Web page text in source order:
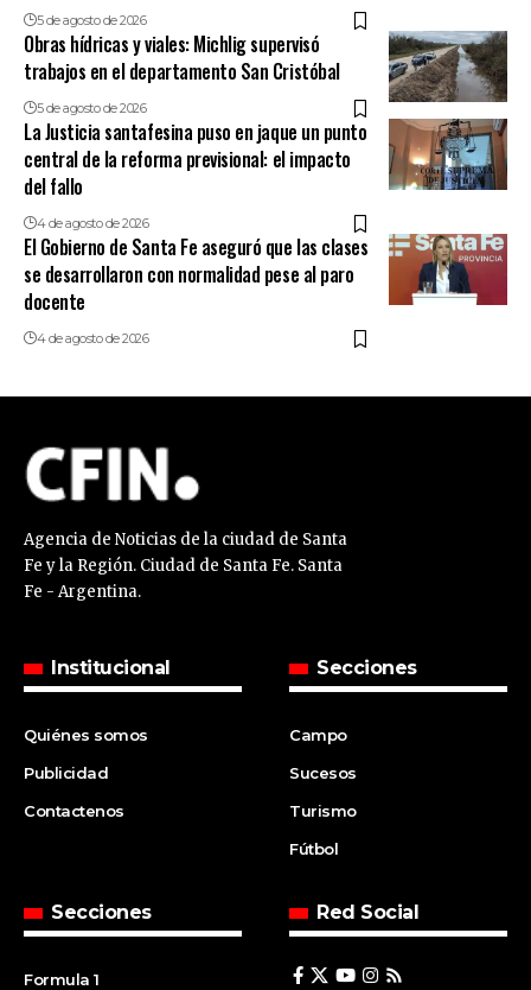
5 de agosto de 2026
Obras hídricas y viales: Michlig supervisó
trabajos en el departamento San Cristóbal
5 de agosto de 2026
La Justicia santafesina puso en jaque un punto
central de la reforma previsional: el impacto
del fallo
4 de agosto de 2026
El Gobierno de Santa Fe aseguró que las clases
se desarrollaron con normalidad pese al paro
docente
4 de agosto de 2026
Agencia de Noticias de la ciudad de Santa
Fe y la Región. Ciudad de Santa Fe. Santa
Fe - Argentina.
Institucional
Quiénes somos
Publicidad
Contactenos
Secciones
Campo
Sucesos
Turismo
Fútbol
Secciones
Formula 1
Red Social